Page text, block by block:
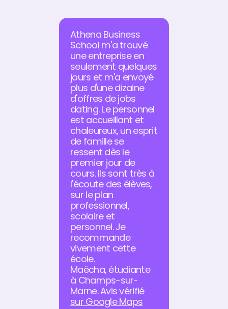
Athena Business
School m'a trouvé
une entreprise en
seulement quelques
jours et m'a envoyé
plus d'une dizaine
d'offres de jobs
dating. Le personnel
est accueillant et
chaleureux, un esprit
de famille se
ressent dès le
premier jour de
cours. Ils sont très à
l'écoute des élèves,
sur le plan
professionnel,
scolaire et
personnel. Je
recommande
vivement cette
école.
Maëcha, étudiante
à Champs-sur-
Marne.Avis vérifié
sur Google Maps